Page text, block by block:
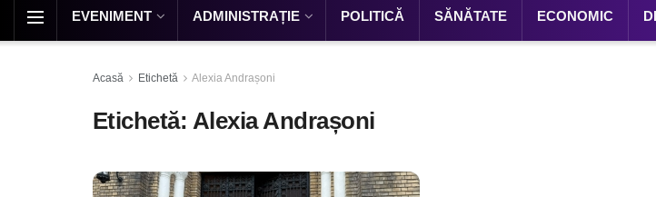
EVENIMENT ADMINISTRAȚIE POLITICĂ SĂNĂTATE ECONOMIC
Acasă Etichetă Alexia Andrașoni
Etichetă: Alexia Andrașoni